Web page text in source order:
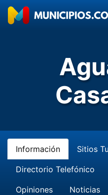
Información Sitios
Directorio Telefónico
Opiniones Noticias